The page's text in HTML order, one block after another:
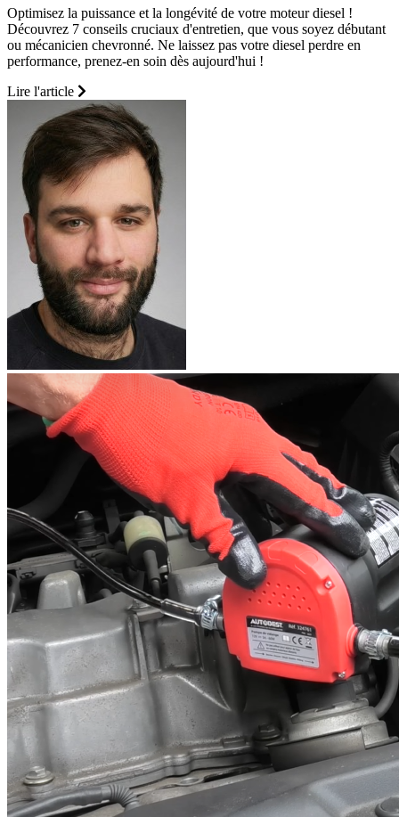
Optimisez la puissance et la longévité de votre moteur diesel !
Découvrez 7 conseils cruciaux d'entretien, que vous soyez débutant
ou mécanicien chevronné. Ne laissez pas votre diesel perdre en
performance, prenez-en soin dès aujourd'hui !
Lire l'article